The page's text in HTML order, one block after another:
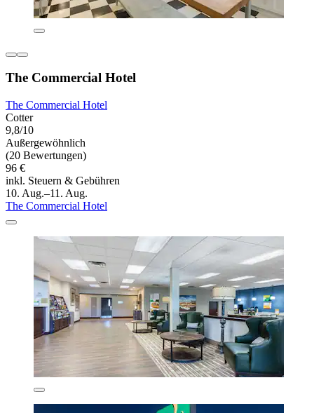
The Commercial Hotel
The Commercial Hotel
Cotter
9,8/10
Außergewöhnlich
(20 Bewertungen)
96 €
inkl. Steuern & Gebühren
10. Aug.–11. Aug.
The Commercial Hotel